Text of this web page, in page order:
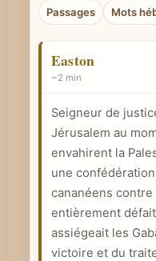
n
o
e
p
b
i
b
l
Passages Mots
Easton
~2 min
Seigneur de
Jérusalem au
envahirent la
une
cananéens
entièrement
assiégeait les
victoire et du